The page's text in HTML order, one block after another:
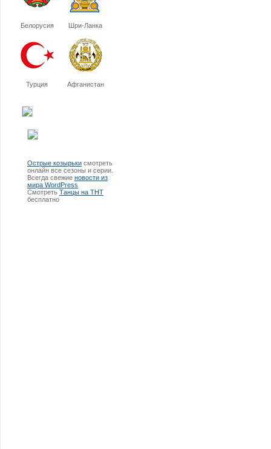
Белорусия Шри-Ланка
Турция Афганистан
Острые козырьки смотреть
онлайн все сезоны и серии.
Всегда свежие новости из
мира WordPress
Смотреть Танцы на ТНТ
бесплатно